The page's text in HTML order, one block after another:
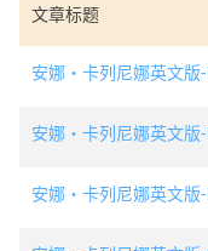
文章标题